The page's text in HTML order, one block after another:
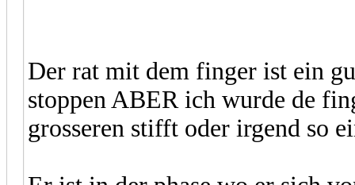
Der rat mit dem finger ist ein
stoppen ABER ich wurde de
grosseren stifft oder irgend so